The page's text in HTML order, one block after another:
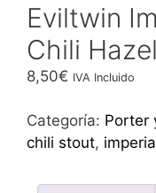
Eviltwin
Chili
8,50€ IVA Incluido
Categoría: Porter
chili stout,